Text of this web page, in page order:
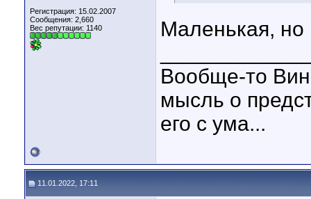
Регистрация: 15.02.2007
Сообщения: 2,660
Вес репутации: 1140
Маленькая, но
Вообще-то
мысль о
его с ума...
11.01.2022, 17:11